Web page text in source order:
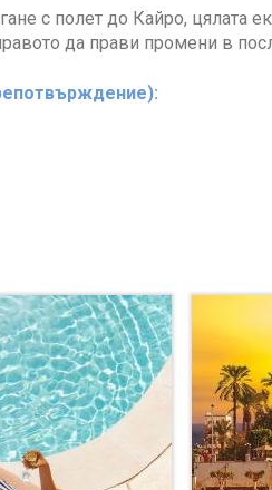
с полет до Кайро, цялата
да прави промени в